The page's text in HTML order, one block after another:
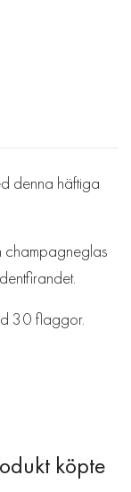
denna häftiga
champagneglas
30 flaggor.